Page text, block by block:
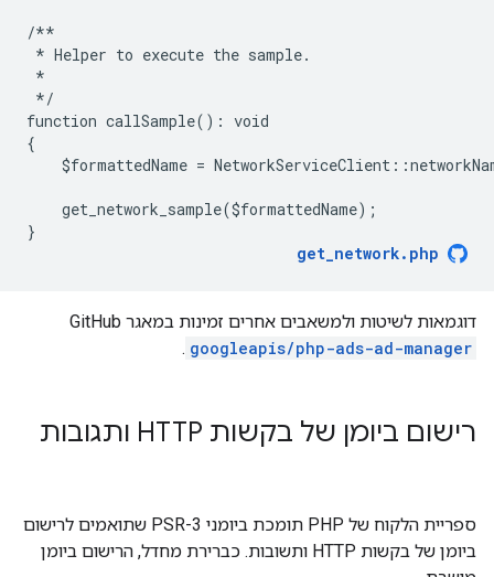
/**
* Helper to execute the sample.
*
*/
function callSample(): void
{
$formattedName =
    get_network_sample($formattedName);
}
get_network.php
דוגמאות לשיטות ולמשאבים אחרים זמינות במאגר GitHub‏
googleapis/php-ads-ad-manager
.
רישום ביומן של בקשות HTTP ותגובות
ספריית הלקוח של PHP תומכת ביומני PSR-3 שתואמים לרישום
ביומן של בקשות HTTP ותשובות. כברירת מחדל, הרישום ביומן